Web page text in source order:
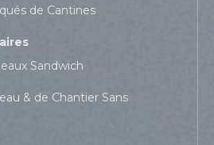
de Cantines
Sandwich
& de Chantier Sans